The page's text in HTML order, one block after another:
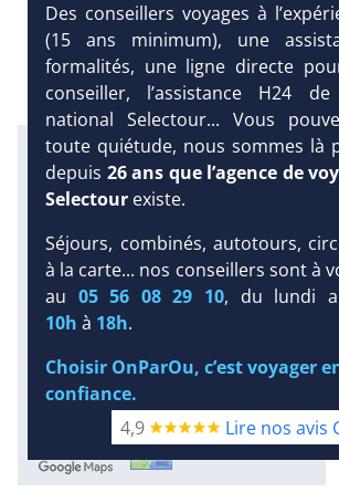
Infos météo :
32 °C 228 mm
Dist.Distance:
< 100 m
Long.Longueur
1.6 km
Équipement :
452
Tx
dont le plus proche à 500 m de
l'hôtel
Diaporama
Des conseillers voyages à
(15 ans minimum), une
formalités, une ligne directe
conseiller, l’assistance H24
national Selectour... Vous
toute quiétude, nous sommes là
depuis 26 ans que l’agence de
Selectour existe.
Séjours, combinés, autotours,
à la carte... nos conseillers sont à
au 05 56 08 29 10, du lundi
10h à 18h.
Choisir OnParOu, c’est voyager
confiance.
4,9
Lire nos avis